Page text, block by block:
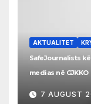
AKTUALITET
SafeJournalists
medias në GJKKO
7 AUGUST